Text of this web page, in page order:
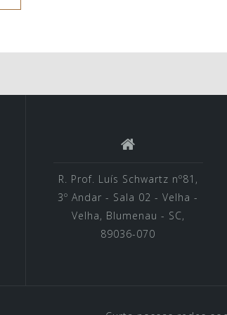
R. Prof. Luís Schwartz nº81,
3º Andar - Sala 02 - Velha -
Velha, Blumenau - SC,
89036-070